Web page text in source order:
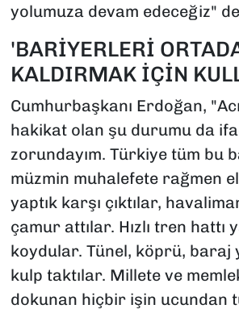
yolumuza devam edeceğiz"
'BARİYERLERİ
KALDIRMAK İÇİN
Cumhurbaşkanı Erdoğan,
hakikat olan şu durumu da
zorundayım. Türkiye tüm bu
müzmin muhalefete rağmen
yaptık karşı çıktılar,
çamur attılar. Hızlı tren hattı
koydular. Tünel, köprü, baraj
kulp taktılar. Millete ve
dokunan hiçbir işin ucundan